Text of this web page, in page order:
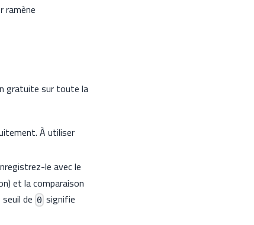
ramène
gratuite sur toute la
À utiliser
le avec le
et la comparaison
de 0 signifie